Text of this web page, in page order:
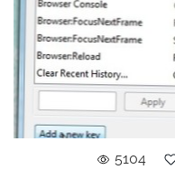
5104